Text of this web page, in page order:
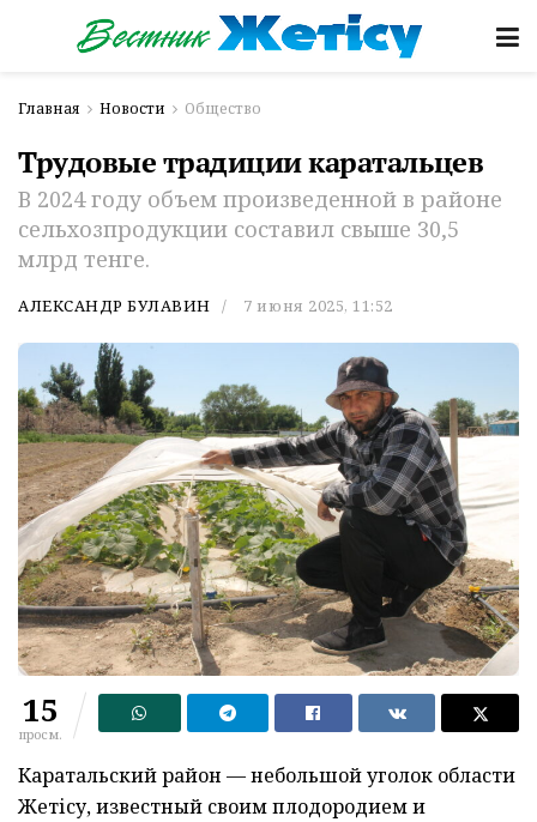
Главная Новости Общество
Трудовые традиции каратальцев
В 2024 году объем произведенной в районе
сельхозпродукции составил свыше 30,5
млрд тенге.
АЛЕКСАНДР БУЛАВИН 7 июня 2025, 11:52
15
просм.
Каратальский район — небольшой уголок области
Жетісу, известный своим плодородием и